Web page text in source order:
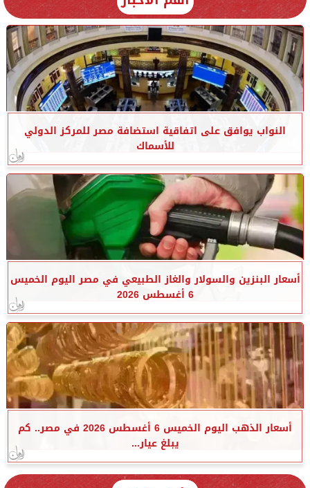
النواب يوافق على اتفاقية استضافة مصر للمركز الدولي
للأسماك
أسعار البنزين والسولار والغاز الطبيعي في مصر اليوم الخميس
6 أغسطس 2026
أسعار الذهب اليوم الخميس 6 أغسطس 2026 في مصر.. كم
يبلغ عيار...